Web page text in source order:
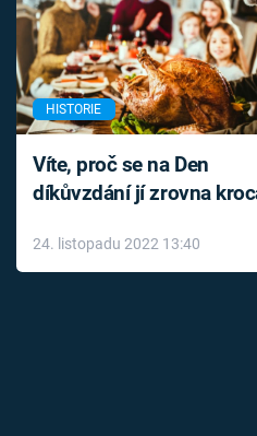
HISTORIE
Víte, proč se na Den
díkůvzdání jí zrovna
24. listopadu 2022 13:40